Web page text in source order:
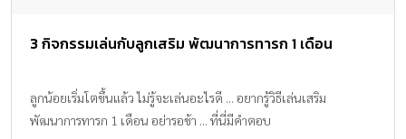
3 กิจกรรมเล่นกับลูกเสริม พัฒนาการทารก 1 เดือน
ลูกน้อยเริ่มโตขึ้นแล้ว ไม่รู้จะเล่นอะไรดี ... อยากรู้วิธีเล่นเสริม
พัฒนาการทารก 1 เดือน อย่ารอช้า ... ที่นี่มีคำตอบ